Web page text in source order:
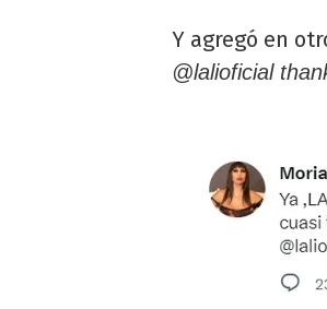
Y agregó en
@lalioficial